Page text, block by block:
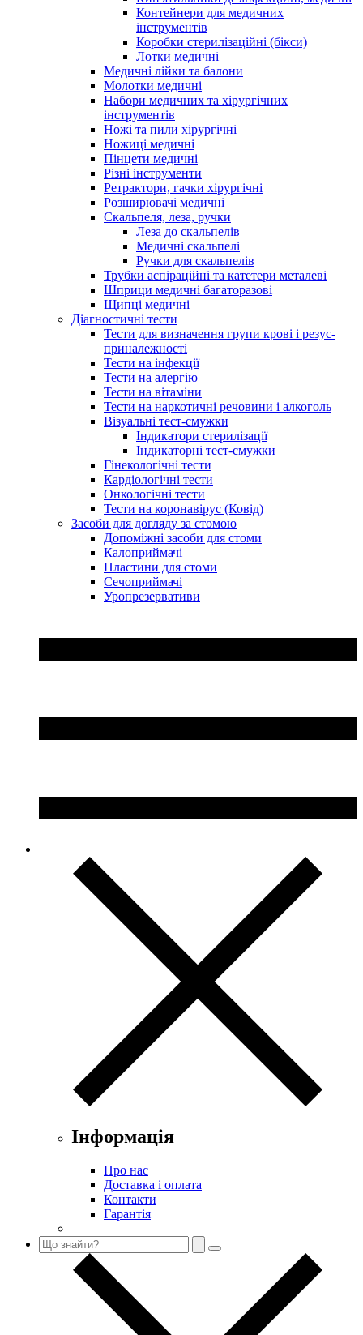
Контейнери для медичних
інструментів
Коробки стерилізаційні (бікси)
Лотки медичні
Медичні лійки та балони
Молотки медичні
Набори медичних та хірургічних
інструментів
Ножі та пили хірургічні
Ножиці медичні
Пінцети медичні
Різні інструменти
Ретрактори, гачки хірургічні
Розширювачі медичні
Скальпеля, леза, ручки
Леза до скальпелів
Медичні скальпелі
Ручки для скальпелів
Трубки аспіраційні та катетери металеві
Шприци медичні багаторазові
Щипці медичні
Діагностичні тести
Тести для визначення групи крові і резус-
приналежності
Тести на інфекції
Тести на алергію
Тести на вітаміни
Тести на наркотичні речовини і алкоголь
Візуальні тест-смужки
Індикатори стерилізації
Індикаторні тест-смужки
Гінекологічні тести
Кардіологічні тести
Онкологічні тести
Тести на коронавірус (Ковід)
Засоби для догляду за стомою
Допоміжні засоби для стоми
Калоприймачі
Пластини для стоми
Сечоприймачі
Уропрезервативи
Інформація
Про нас
Доставка і оплата
Контакти
Гарантія